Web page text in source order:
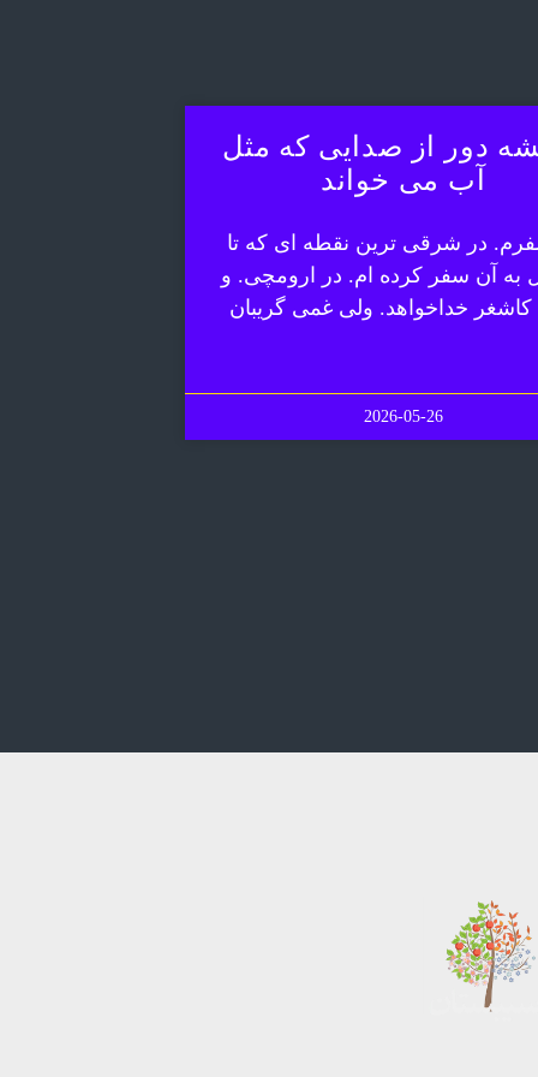
دور از صدایی که مثل
آب می خواند
در شرقی ترین نقطه ای که تا
به آن سفر کرده ام. در ارومچی. و
کاشغر خداخواهد. ولی غمی گریبان
2026-05-26